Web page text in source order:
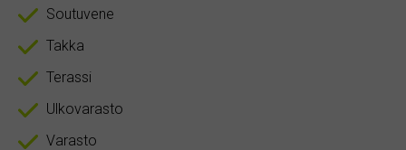
Soutuvene
Takka
Terassi
Ulkovarasto
Varasto